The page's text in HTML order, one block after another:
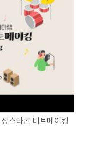
스타콘 비트메이킹